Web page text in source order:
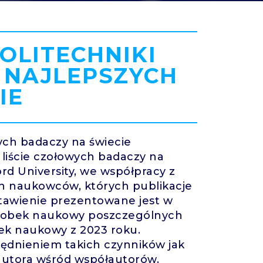
badaczy na świecie
czołowych badaczy na
University, we współpracy z
naukowców, których publikacje
prezentowane jest w
naukowy poszczególnych
naukowy z 2023 roku.
takich czynników jak
wśród współautorów.